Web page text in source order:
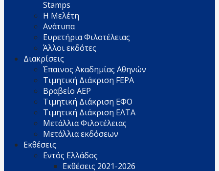
Stamps
Η Μελέτη
Ανάτυπα
Ευρετήρια Φιλοτέλειας
Άλλοι εκδότες
Διακρίσεις
Έπαινος Ακαδημίας Αθηνών
Τιμητική Διάκριση FEPA
Βραβείο AEP
Τιμητική Διάκριση ΕΦΟ
Τιμητική Διάκριση ΕΛΤΑ
Μετάλλια Φιλοτέλειας
Μετάλλια εκδόσεων
Εκθέσεις
Εντός Ελλάδος
Εκθέσεις 2021-2026